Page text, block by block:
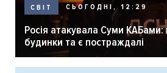
СВІТ СЬОГОДНІ, 12:29
Росія атакувала Суми
будинки та є постраждалі